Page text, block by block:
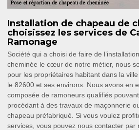
Installation de chapeau de
choisissez les services de
Ramonage
Société qui a choisi de faire de
cheminée le cœur de notre métier, nous
pour les propriétaires habitant dans la
le 82600 et ses environs. Nous avons en
composée de ramoneurs qualifiés
procédant à des travaux de maçonnerie
chapeau préfabriqué. Si vous voulez
services, vous pouvez nous contacter par